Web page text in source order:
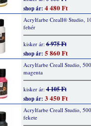
shop ár: 4 480 Ft
Acrylfarbe Creall® Studio,
fehér
kisker ár:6 975 Ft
shop ár: 5 860 Ft
Acrylfarbe Creall Studio,
magenta
kisker ár:4 105 Ft
shop ár: 3 450 Ft
Acrylfarbe Creall Studio,
fekete